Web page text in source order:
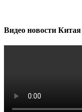
Видео новости Китая